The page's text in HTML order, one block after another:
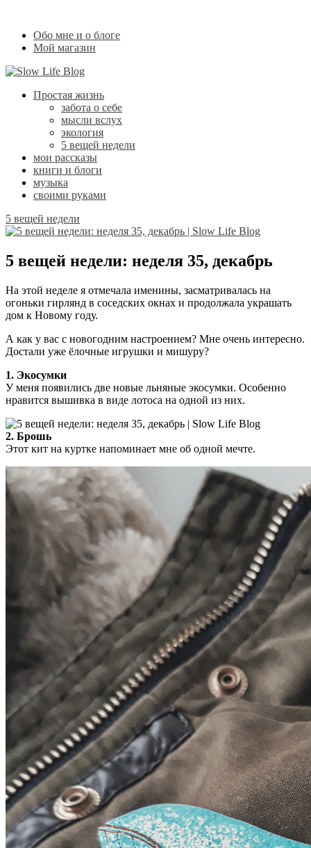
Обо мне и о блоге
Мой магазин
Простая жизнь
забота о себе
мысли вслух
экология
5 вещей недели
мои рассказы
книги и блоги
музыка
своими руками
5 вещей недели
5 вещей недели: неделя 35, декабрь
На этой неделе я отмечала именины, засматривалась на
огоньки гирлянд в соседских окнах и продолжала украшать
дом к Новому году.
А как у вас с новогодним настроением? Мне очень интересно.
Достали уже ёлочные игрушки и мишуру?
1. Экосумки
У меня появились две новые льняные экосумки. Особенно
нравится вышивка в виде лотоса на одной из них.
2. Брошь
Этот кит на куртке напоминает мне об одной мечте.